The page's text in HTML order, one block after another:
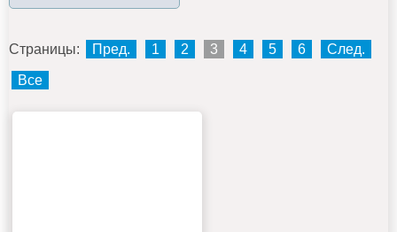
Страницы: Пред. 1 2 3 4 5 6 След.
Все